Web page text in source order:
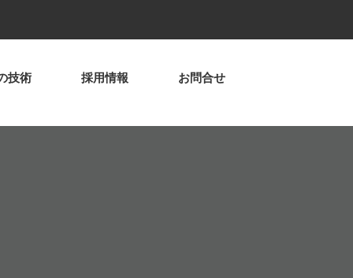
技術 採用情報 お問合せ